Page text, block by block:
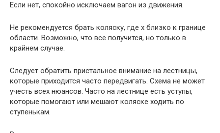
Если нет, спокойно исключаем вагон из движения.
Не рекомендуется брать коляску, где х близко к границе
области. Возможно, что все получится, но только в
крайнем случае.
Следует обратить пристальное внимание на лестницы,
которые приходится часто передвигать. Схема не может
учесть всех нюансов. Часто на лестнице есть уступы,
которые помогают или мешают коляске ходить по
ступенькам.